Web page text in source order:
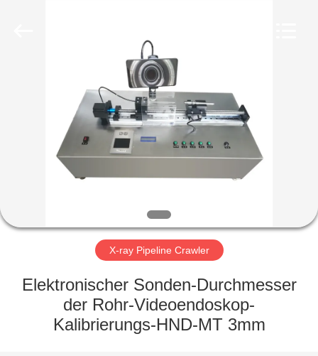
PRODUKTE
ÜBER
FABRIK-
AUSFLUG
QUALITÄTSKONTROLLE
X-ray Pipeline Crawler
Elektronischer Sonden-Durchmesser
der Rohr-Videoendoskop-
Kalibrierungs-HND-MT 3mm